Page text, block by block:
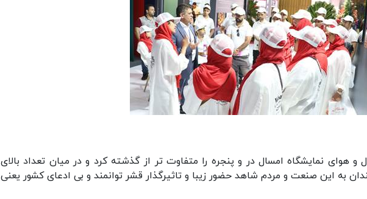
و هوای نمایشگاه امسال در و پنجره را متفاوت تر از گذشته کرد و در میان تعداد بالای
به این صنعت و مردم شاهد حضور زیبا و تاثیرگذار قشر توانمند و بی ادعای کشور یعنی